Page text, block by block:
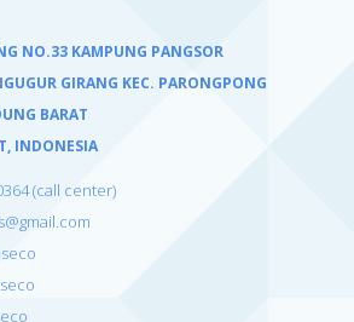
NO.33 KAMPUNG PANGSOR
GIRANG KEC. PARONGPONG
BARAT
INDONESIA
(call center)